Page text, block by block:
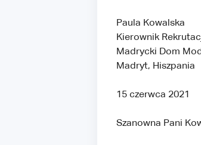
Paula Kowalska
Kierownik
Madrycki Dom
Madryt, Hiszpania
15 czerwca 2021
Szanowna Pani